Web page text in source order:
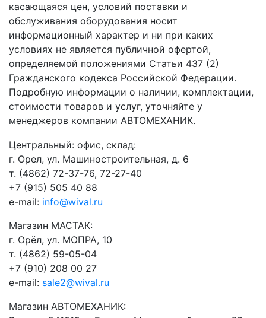
касающаяся цен, условий поставки и
обслуживания оборудования носит
информационный характер и ни при каких
условиях не является публичной офертой,
определяемой положениями Статьи 437 (2)
Гражданского кодекса Российской Федерации.
Подробную информации о наличии, комплектации,
стоимости товаров и услуг, уточняйте у
менеджеров компании АВТОМЕХАНИК.
​Центральный: офис, склад:
г. Орел, ул. Машиностроительная, д. 6
т. (4862) 72-37-76, 72-27-40
+7 (915) 505 40 88
e-mail: info@wival.ru
Магазин МАСТАК:
г. Орёл, ул. МОПРА, 10
т. (4862) 59-05-04
+7 (910) 208 00 27
e-mail: sale2@wival.ru
Магазин АВТОМЕХАНИК: